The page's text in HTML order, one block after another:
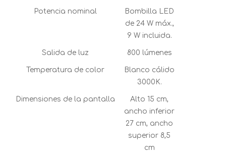
Potencia nominal
Bombilla LED
de 24 W máx.,
9 W incluida.
Salida de luz 800 lúmenes
Temperatura de color
Blanco cálido
3000K.
Dimensiones de la pantalla
Alto 15 cm,
ancho inferior
27 cm, ancho
superior 8,5
cm